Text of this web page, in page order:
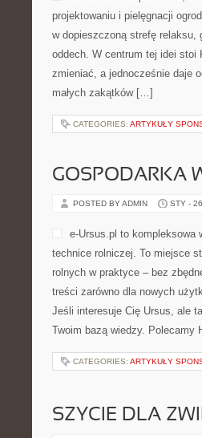
projektowaniu i pielęgnacji
w dopieszczoną strefę relaksu,
oddech. W centrum tej idei stoi
zmieniać, a jednocześnie daje
małych zakątków […]
CATEGORIES: ARTYKUŁY
GOSPODARKA
POSTED BY ADMIN STY -
e-Ursus.pl to kompleksowa
technice rolniczej. To miejsce
rolnych w praktyce – bez
treści zarówno dla nowych
Jeśli interesuje Cię Ursus, ale
Twoim bazą wiedzy. Polecamy
CATEGORIES: ARTYKUŁY
SZYCIE DLA